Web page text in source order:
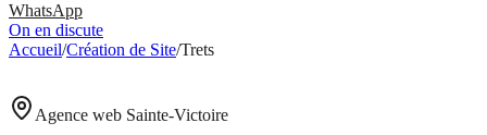
WhatsApp
On en discute
Accueil/Création de Site/Trets
Agence web Sainte-Victoire